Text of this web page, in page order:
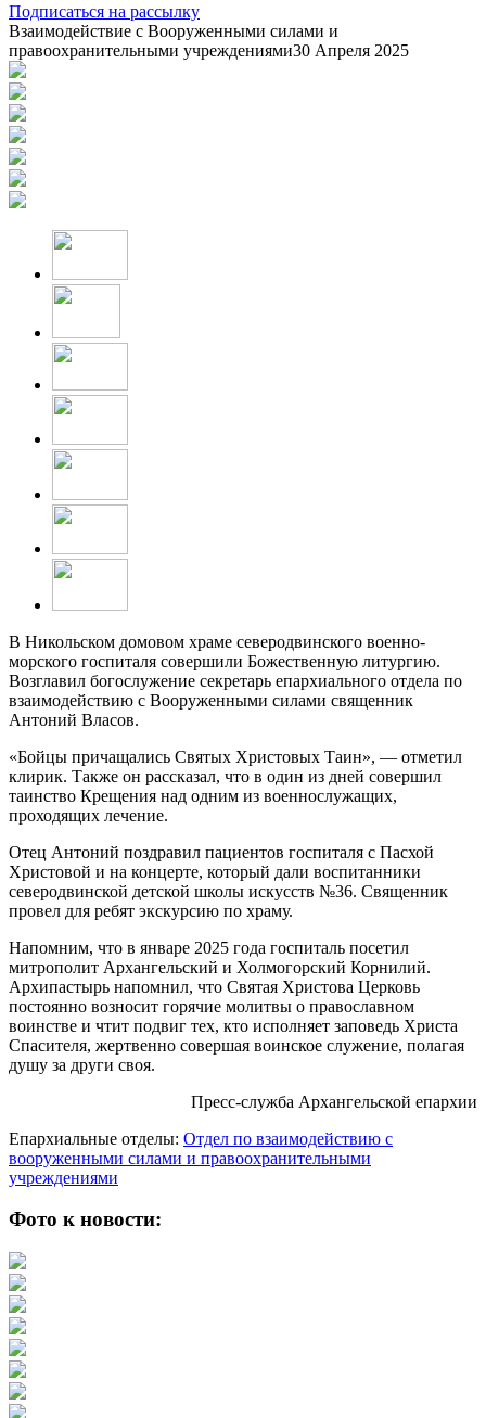
Подписаться на рассылку
Взаимодействие с Вооруженными силами и
правоохранительными учреждениями30 Апреля 2025
В Никольском домовом храме северодвинского военно-
морского госпиталя совершили Божественную литургию.
Возглавил богослужение секретарь епархиального отдела по
взаимодействию с Вооруженными силами священник
Антоний Власов.
«Бойцы причащались Святых Христовых Таин», — отметил
клирик. Также он рассказал, что в один из дней совершил
таинство Крещения над одним из военнослужащих,
проходящих лечение.
Отец Антоний поздравил пациентов госпиталя с Пасхой
Христовой и на концерте, который дали воспитанники
северодвинской детской школы искусств №36. Священник
провел для ребят экскурсию по храму.
Напомним, что в январе 2025 года госпиталь посетил
митрополит Архангельский и Холмогорский Корнилий.
Архипастырь напомнил, что Святая Христова Церковь
постоянно возносит горячие молитвы о православном
воинстве и чтит подвиг тех, кто исполняет заповедь Христа
Спасителя, жертвенно совершая воинское служение, полагая
душу за други своя.
Пресс-служба Архангельской епархии
Епархиальные отделы: Отдел по взаимодействию с
вооруженными силами и правоохранительными
учреждениями
Фото к новости: